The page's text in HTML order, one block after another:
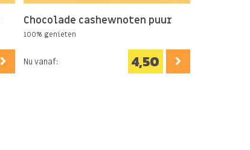
Chocolade cashewnoten puur
100% genieten
Nu vanaf: 4,50